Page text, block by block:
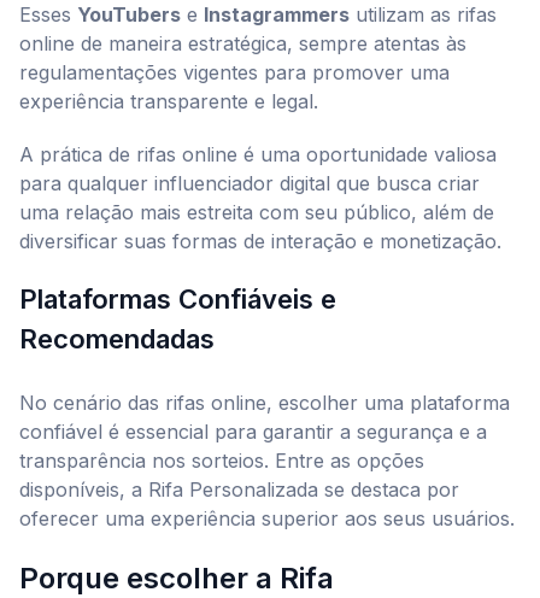
Esses YouTubers e Instagrammers utilizam as rifas
online de maneira estratégica, sempre atentas às
regulamentações vigentes para promover uma
experiência transparente e legal.
A prática de rifas online é uma oportunidade valiosa
para qualquer influenciador digital que busca criar
uma relação mais estreita com seu público, além de
diversificar suas formas de interação e monetização.
Plataformas Confiáveis e
Recomendadas
No cenário das rifas online, escolher uma plataforma
confiável é essencial para garantir a segurança e a
transparência nos sorteios. Entre as opções
disponíveis, a Rifa Personalizada se destaca por
oferecer uma experiência superior aos seus usuários.
Porque escolher a Rifa